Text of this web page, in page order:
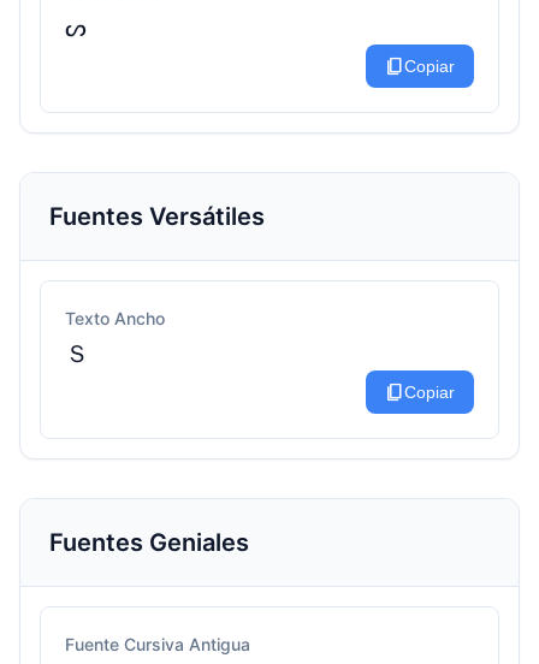
ᔕ
content_copyCopiar
Fuentes Versátiles
Texto Ancho
Ｓ
content_copyCopiar
Fuentes Geniales
Fuente Cursiva Antigua